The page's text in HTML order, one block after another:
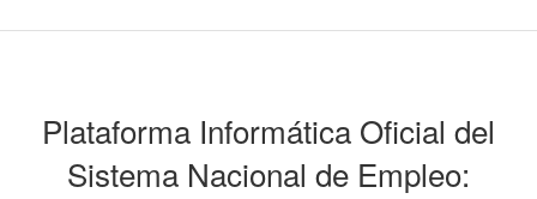
Plataforma Informática Oficial del
Sistema Nacional de Empleo: